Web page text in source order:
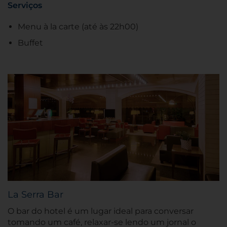
Serviços
Menu à la carte (até às 22h00)
Buffet
La Serra Bar
O bar do hotel é um lugar ideal para conversar
tomando um café, relaxar-se lendo um jornal o